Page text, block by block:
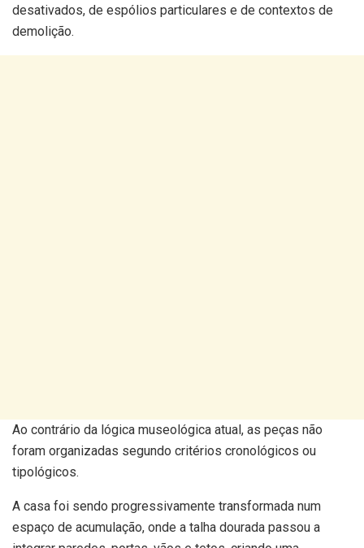
desativados, de espólios particulares e de contextos de
demolição.
Ao contrário da lógica museológica atual, as peças não
foram organizadas segundo critérios cronológicos ou
tipológicos.
A casa foi sendo progressivamente transformada num
espaço de acumulação, onde a talha dourada passou a